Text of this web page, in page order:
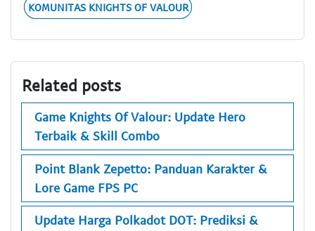
KOMUNITAS KNIGHTS OF VALOUR
Related posts
Game Knights Of Valour: Update Hero
Terbaik & Skill Combo
Point Blank Zepetto: Panduan Karakter &
Lore Game FPS PC
Update Harga Polkadot DOT: Prediksi &